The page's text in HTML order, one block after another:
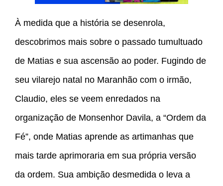
À medida que a história se desenrola,
descobrimos mais sobre o passado tumultuado
de Matias e sua ascensão ao poder. Fugindo de
seu vilarejo natal no Maranhão com o irmão,
Claudio, eles se veem enredados na
organização de Monsenhor Davila, a “Ordem da
Fé”, onde Matias aprende as artimanhas que
mais tarde aprimoraria em sua própria versão
da ordem. Sua ambição desmedida o leva a